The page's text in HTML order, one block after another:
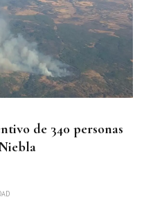
de 340 personas